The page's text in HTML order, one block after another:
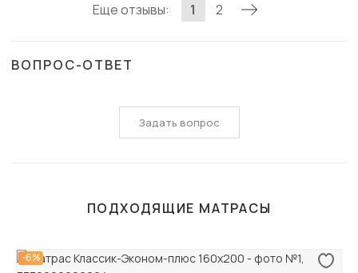
1 2
Еще отзывы:
ВОПРОС-ОТВЕТ
Задать вопрос
ПОДХОДЯЩИЕ МАТРАСЫ
-6%